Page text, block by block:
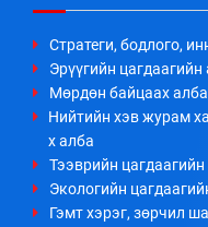
Стратеги, бодлого,
Эрүүгийн цагдаагийн
Мөрдөн байцаах алба
Нийтийн хэв журам
х алба
Тээврийн цагдаагийн
Экологийн
Гэмт хэрэг, зөрчил